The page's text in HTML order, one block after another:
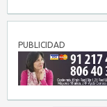
PUBLICIDAD